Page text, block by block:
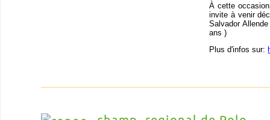
À cette
invite à venir
Salvador
ans )
Plus d'infos sur: